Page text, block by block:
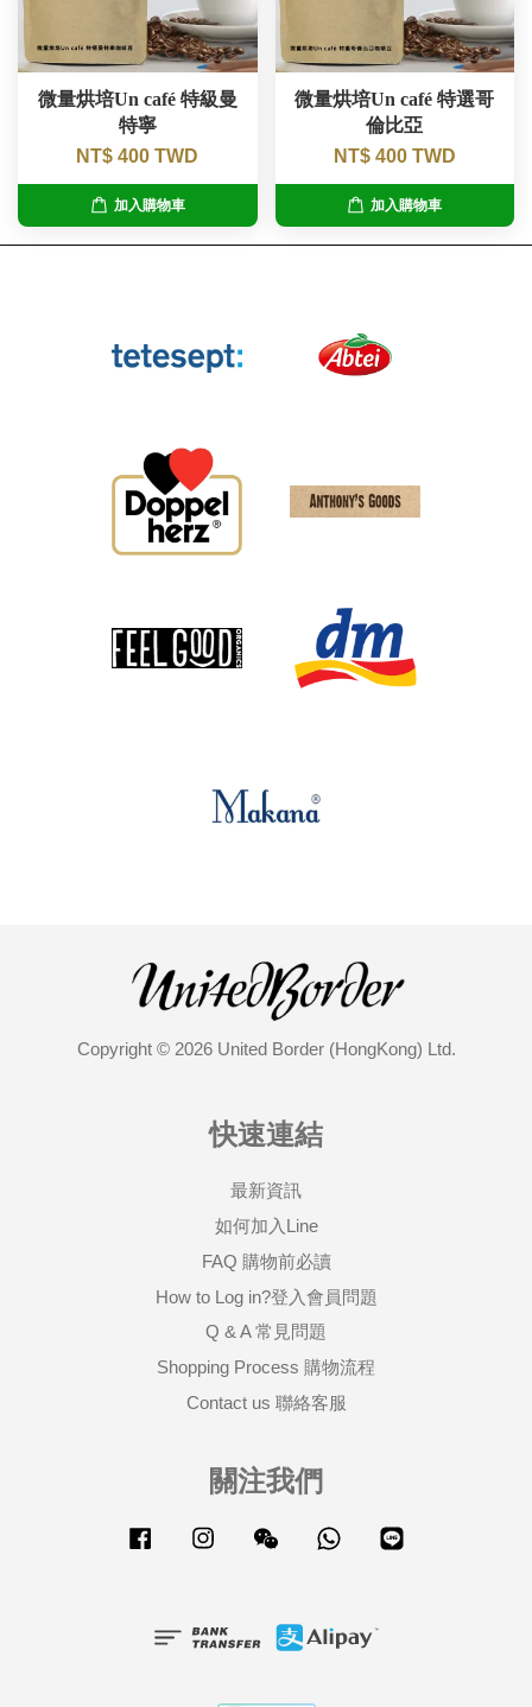
微量烘培Un café 特級曼
特寧
NT$ 400 TWD
加入購物車
微量烘培Un café 特選哥
倫比亞
NT$ 400 TWD
加入購物車
Copyright © 2026 United Border (HongKong) Ltd.
快速連結
最新資訊
如何加入Line
FAQ 購物前必讀
How to Log in?登入會員問題
Q & A 常見問題
Shopping Process 購物流程
Contact us 聯絡客服
關注我們
Facebook Instagram Wechat Whatsapp